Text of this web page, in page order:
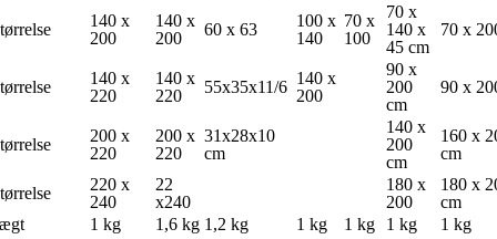
140 x
200
140 x
200
60 x 63
100 x
140
70 x
100
70 x
140 x
45 cm
70 x
140 x
220
140 x
220
55x35x11/6 140 x
200
90 x
200
cm
90 x
200 x
220
200 x
220
31x28x10
cm
140 x
200
cm
160 x
cm
220 x
240
22
x240
180 x
200
180 x
cm
1 kg 1,6 kg 1,2 kg 1 kg 1 kg 1 kg
1 kg